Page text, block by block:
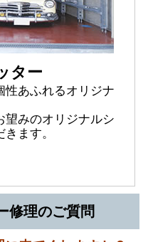
ター
性あふれるオリジナ
望みのオリジナルシ
ます。
修理のご質問